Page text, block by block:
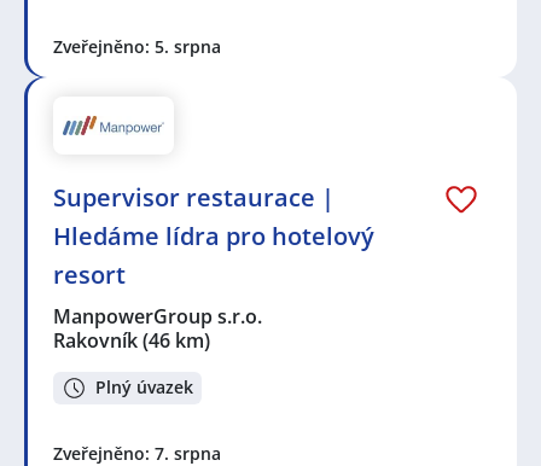
Zveřejněno: 5. srpna
Supervisor restaurace |
Hledáme lídra pro hotelový
resort
ManpowerGroup s.r.o.
Rakovník(46 km)
Plný úvazek
Zveřejněno: 7. srpna